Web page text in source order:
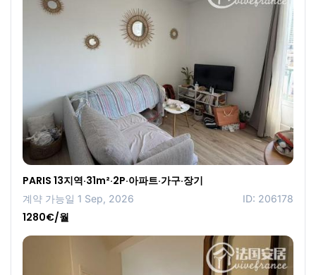
PARIS 13지역·31m²·2P·아파트·가구·장기
계약 가능일 1 Sep, 2026 ID: 206178
1280€/월